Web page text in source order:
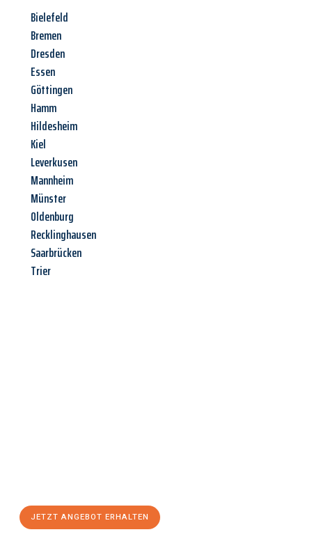
Bielefeld
Bremen
Dresden
Essen
Göttingen
Hamm
Hildesheim
Kiel
Leverkusen
Mannheim
Münster
Oldenburg
Recklinghausen
Saarbrücken
Trier
JETZT ANGEBOT ERHALTEN